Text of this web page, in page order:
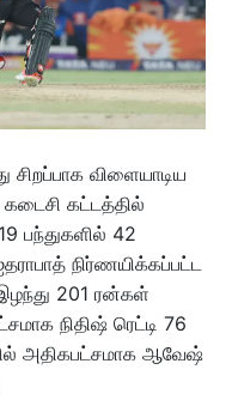
விளையாடிய
கடைசி கட்டத்தில்
பந்துகளில் 42
நிர்ணயிக்கப்பட்ட
201 ரன்கள்
நிதிஷ் ரெட்டி 76
அதிகபட்சமாக ஆவேஷ்